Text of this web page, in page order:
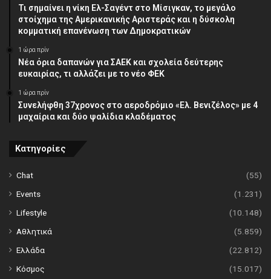
Τι σημαίνει η νίκη Ελ-Σαγέντ στο Μίσιγκαν, το μεγάλο
στοίχημα της Aμερικανικής Αριστεράς και η δύσκολη
κομματική επανένωση των Δημοκρατικών
1 ώρα πρίν
Νέα όρια δαπανών για ΣΑΕΚ και σχολεία δεύτερης
ευκαιρίας, τι αλλάζει με το νέο ΦΕΚ
1 ώρα πρίν
Συνελήφθη 37χρονος στο αεροδρόμιο «Ελ. Βενιζέλος» με 4
μαχαίρια και δύο ψαλίδια κλαδέματος
Κατηγορίες
Chat
(55)
Events
(1.231)
Lifestyle
(10.148)
Αθλητικά
(5.859)
Ελλάδα
(22.812)
Κόσμος
(15.017)